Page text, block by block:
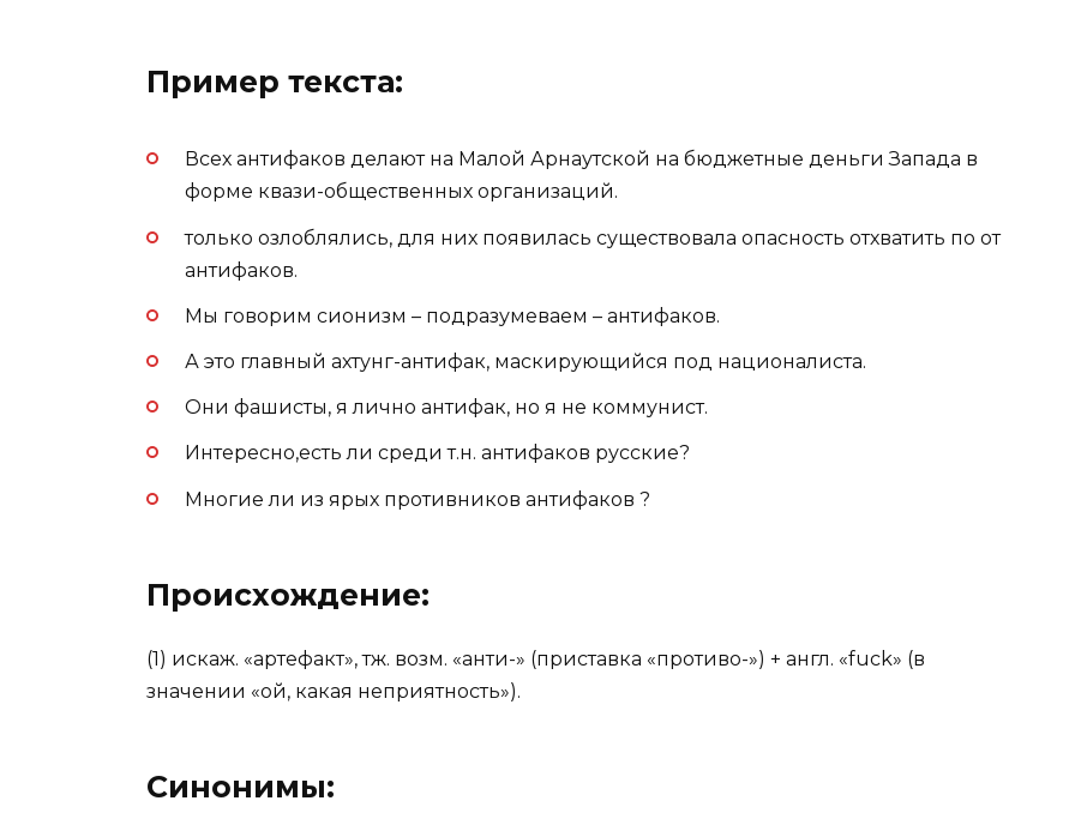
Пример текста:
Всех антифаков делают на Малой Арнаутской на бюджетные деньги Запада в
форме квази-общественных организаций.
только озлоблялись, для них появилась существовала опасность отхватить по от
антифаков.
Мы говорим сионизм – подразумеваем – антифаков.
А это главный ахтунг-антифак, маскирующийся под националиста.
Они фашисты, я лично антифак, но я не коммунист.
Интересно,есть ли среди т.н. антифаков русские?
Многие ли из ярых противников антифаков ?
Происхождение:
(1) искаж. «артефакт», тж. возм. «анти-» (приставка «противо-») + англ. «fuck» (в
значении «ой, какая неприятность»).
Синонимы: